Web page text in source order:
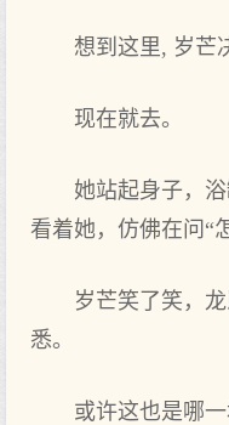
想到这里, 岁芒
现在就去。
她站起身子，
看着她，仿佛在问“
岁芒笑了笑，
悉。
或许这也是哪